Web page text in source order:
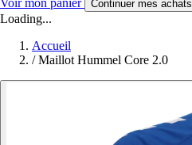
Continuer mes achats
Loading...
Accueil
/ Maillot Hummel Core 2.0